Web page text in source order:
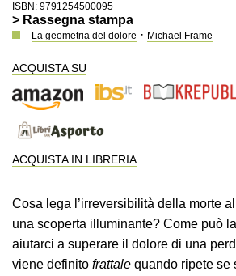
ISBN: 9791254500095
> Rassegna stampa
La geometria del dolore · Michael Frame
ACQUISTA SU
ACQUISTA IN LIBRERIA
Cosa lega l’irreversibilità della morte
una scoperta illuminante? Come può
aiutarci a superare il dolore di una
viene definito frattale quando ripete se